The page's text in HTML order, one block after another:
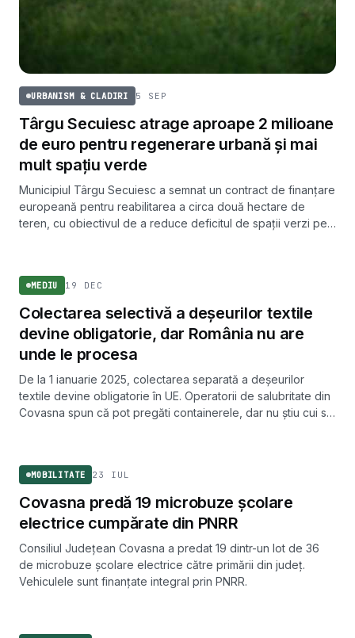
URBANISM & CLADIRI 5 SEP
Târgu Secuiesc atrage aproape 2 milioane
de euro pentru regenerare urbană și mai
mult spațiu verde
Municipiul Târgu Secuiesc a semnat un contract de finanțare
europeană pentru reabilitarea a circa două hectare de
teren, cu obiectivul de a reduce deficitul de spații verzi pe
MEDIU 19 DEC
Colectarea selectivă a deșeurilor textile
devine obligatorie, dar România nu are
unde le procesa
De la 1 ianuarie 2025, colectarea separată a deșeurilor
textile devine obligatorie în UE. Operatorii de salubritate din
Covasna spun că pot pregăti containerele, dar nu știu cui să
MOBILITATE 23 IUL
Covasna predă 19 microbuze școlare
electrice cumpărate din PNRR
Consiliul Județean Covasna a predat 19 dintr-un lot de 36
de microbuze școlare electrice către primării din județ.
Vehiculele sunt finanțate integral prin PNRR.